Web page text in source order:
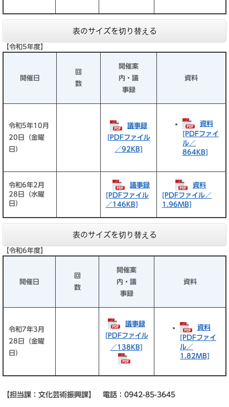
表のサイズを切り替える
【令和5年度】
開催日
回
数
開催案
内・議
事録
資料
令和5年10月
20日（金曜
日）
議事録
[PDFファイル
／92KB]
資料
[PDFファイ
ル／
864KB]
令和6年2月
28日（水曜
日）
議事録
[PDFファイル
／146KB]
資料
[PDFファイル／
1.96MB]
表のサイズを切り替える
【令和6年度】
開催日
回
数
開催案
内・議
事録
資料
令和7年3月
28日（金曜
日）
議事録
[PDFファイル
／138KB]
資料
[PDFファイ
ル／
1.82MB]
【担当課：文化芸術振興課】 電話：0942-85-3645